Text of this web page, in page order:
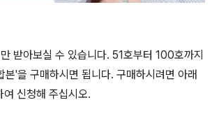
받아보실 수 있습니다. 51호부터 100호까지
본'을 구매하시면 됩니다. 구매하시려면 아래
신청해 주십시오.